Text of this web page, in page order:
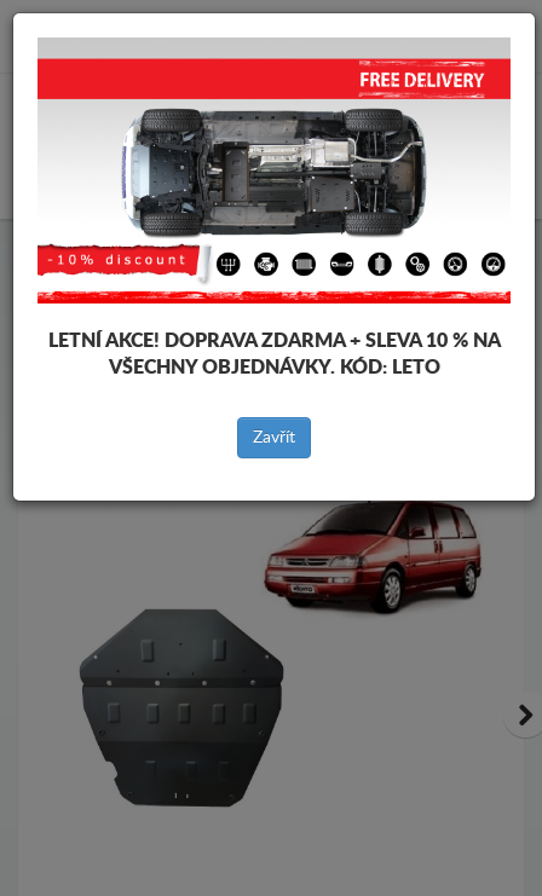
info@krytpodmotor.com
Kryt pod motor Citroen Kryt pod motor Citroen Evasion
vozidel
Značky vozidel
Zpět na produkty
LETNÍ AKCE! DOPRAVA ZDARMA + SLEVA 10 % NA
VŠECHNY OBJEDNÁVKY. KÓD: LETO
Zavřít